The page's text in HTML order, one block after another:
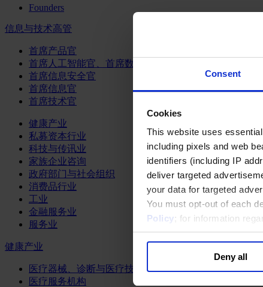
Consent
Cookies
This website uses
including pixels and web
identifiers (including IP
deliver targeted
your data for targeted
You must opt-out of each
Policy; for information
Deny all
Founders
信息与技术高管
首席产品官
首席人工智能官、首席数据官和首席数据解析官
首席信息安全官
首席信息官
首席技术官
健康产业
私募资本行业
科技与传讯业
家族企业咨询
政府部门与社会组织
消费品行业
工业
金融服务业
服务业
健康产业
医疗器械、诊断与医疗技术
医疗服务机构